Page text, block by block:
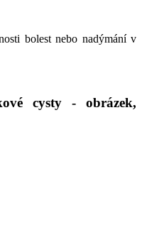
bolest nebo nadýmání v
cysty - obrázek,